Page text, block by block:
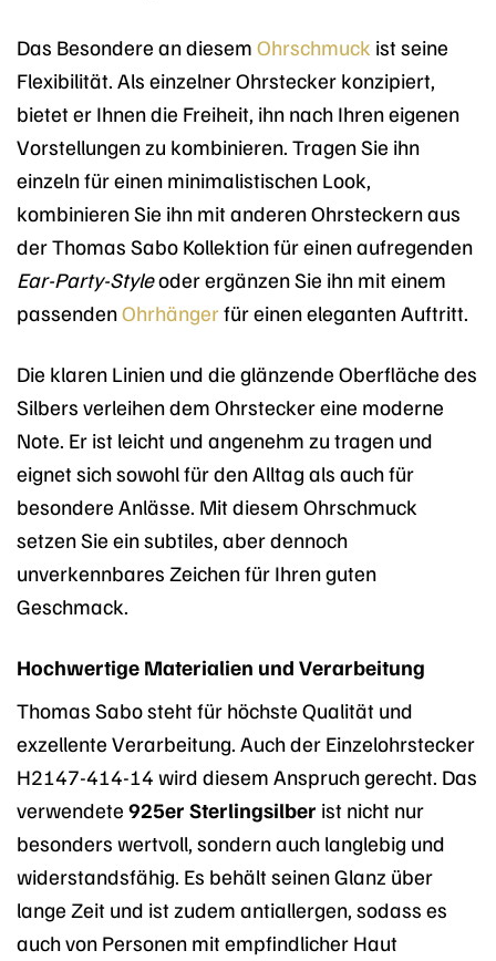
Das Besondere an diesem Ohrschmuck ist seine
Flexibilität. Als einzelner Ohrstecker konzipiert,
bietet er Ihnen die Freiheit, ihn nach Ihren eigenen
Vorstellungen zu kombinieren. Tragen Sie ihn
einzeln für einen minimalistischen Look,
kombinieren Sie ihn mit anderen Ohrsteckern aus
der Thomas Sabo Kollektion für einen aufregenden
Ear-Party-Styleoder ergänzen Sie ihn mit einem
passendenOhrhängerfür einen eleganten Auftritt.
Die klaren Linien und die glänzende Oberfläche des
Silbers verleihen dem Ohrstecker eine moderne
Note. Er ist leicht und angenehm zu tragen und
eignet sich sowohl für den Alltag als auch für
besondere Anlässe. Mit diesem Ohrschmuck
setzen Sie ein subtiles, aber dennoch
unverkennbares Zeichen für Ihren guten
Geschmack.
Hochwertige Materialien und Verarbeitung
Thomas Sabo steht für höchste Qualität und
exzellente Verarbeitung. Auch der Einzelohrstecker
H2147-414-14 wird diesem Anspruch gerecht. Das
verwendete 925er Sterlingsilber ist nicht nur
besonders wertvoll, sondern auch langlebig und
widerstandsfähig. Es behält seinen Glanz über
lange Zeit und ist zudem antiallergen, sodass es
auch von Personen mit empfindlicher Haut